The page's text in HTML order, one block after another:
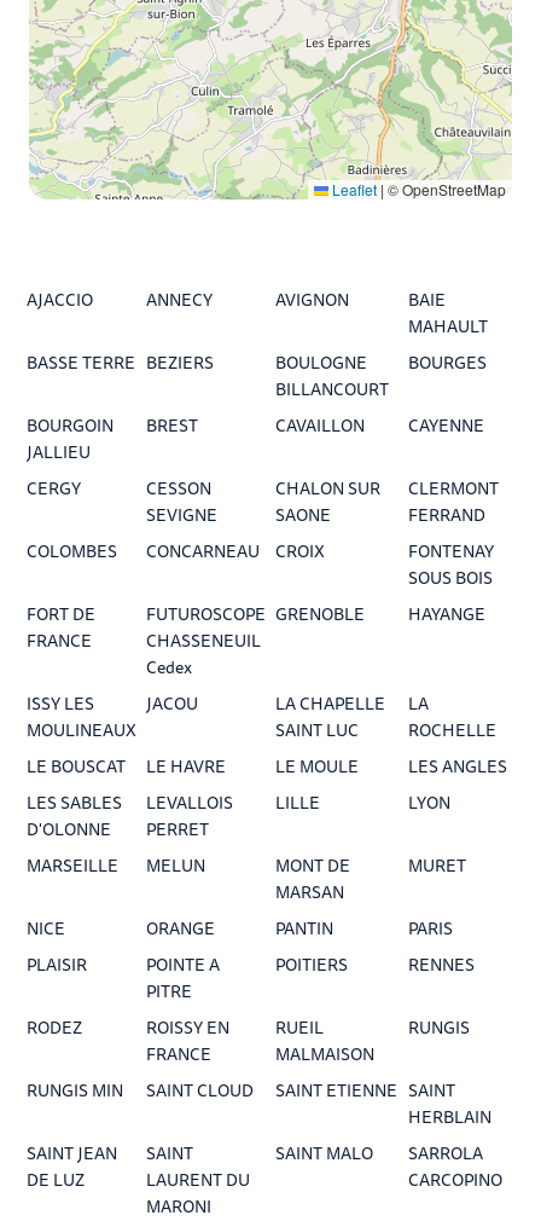
Leaflet | © OpenStreetMap
AJACCIO ANNECY AVIGNON
BAIE
MAHAULT
BASSE TERRE BEZIERS
BOULOGNE
BILLANCOURT
BOURGES
BOURGOIN
JALLIEU
BREST CAVAILLON CAYENNE
CERGY
CESSON
SEVIGNE
CHALON SUR
SAONE
CLERMONT
FERRAND
COLOMBES
CONCARNEAU CROIX
FONTENAY
SOUS BOIS
FORT DE
FRANCE
FUTUROSCOPE
CHASSENEUIL
Cedex
GRENOBLE HAYANGE
ISSY LES
MOULINEAUX
JACOU
LA CHAPELLE
SAINT LUC
LA
ROCHELLE
LE BOUSCAT
LE HAVRE LE MOULE
LES ANGLES
LES SABLES
D'OLONNE
LEVALLOIS
PERRET
LILLE LYON
MARSEILLE MELUN
MONT DE
MARSAN
MURET
NICE ORANGE PANTIN
PARIS
PLAISIR
POINTE A
PITRE
POITIERS RENNES
RODEZ
ROISSY EN
FRANCE
RUEIL
MALMAISON
RUNGIS
RUNGIS MIN SAINT CLOUD SAINT ETIENNE SAINT
HERBLAIN
SAINT JEAN
DE LUZ
SAINT
LAURENT DU
MARONI
SAINT MALO
SARROLA
CARCOPINO